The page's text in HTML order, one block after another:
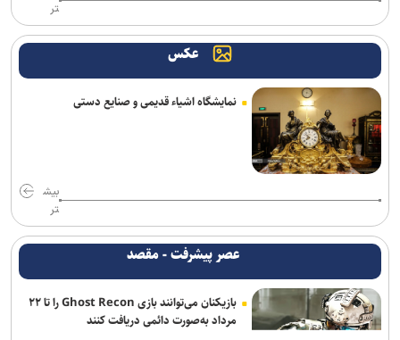
تر
عکس
نمایشگاه اشیاء قدیمی و صنایع دستی
بیش
تر
عصر پیشرفت - مقصد
بازیکنان می‌توانند بازی Ghost Recon را تا ۲۲
مرداد به‌صورت دائمی دریافت کنند